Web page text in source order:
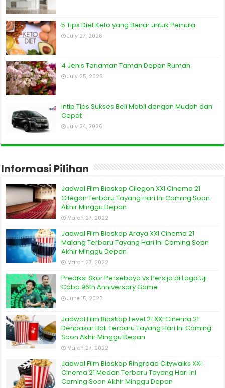
5 Tips Diet Keto yang Benar untuk Pemula
July 27, 2026
4 Jenis Tanaman Taman Depan Rumah
July 25, 2026
Intip Tips Sukses Beli Mobil dengan Mudah dan
Cepat
July 24, 2026
Informasi Pilihan
Jadwal Film Bioskop Cilegon XXI Cinema 21
Cilegon Terbaru Tayang Hari Ini Coming Soon
Akhir Minggu Depan
March 27, 2022
Jadwal Film Bioskop Araya XXI Cinema 21
Malang Terbaru Tayang Hari Ini Coming Soon
Akhir Minggu Depan
March 27, 2022
Prediksi Skor Persebaya vs Persija di Laga Uji
Coba 96th Anniversary Game
June 15, 2023
Jadwal Film Bioskop Level 21 XXI Cinema 21
Denpasar Bali Terbaru Tayang Hari Ini Coming
Soon Akhir Minggu Depan
March 27, 2022
Jadwal Film Bioskop Ringroad Citywalks XXI
Cinema 21 Medan Terbaru Tayang Hari Ini
Coming Soon Akhir Minggu Depan